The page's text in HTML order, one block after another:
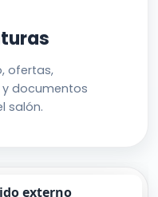
ofertas,
documentos
salón.
externo